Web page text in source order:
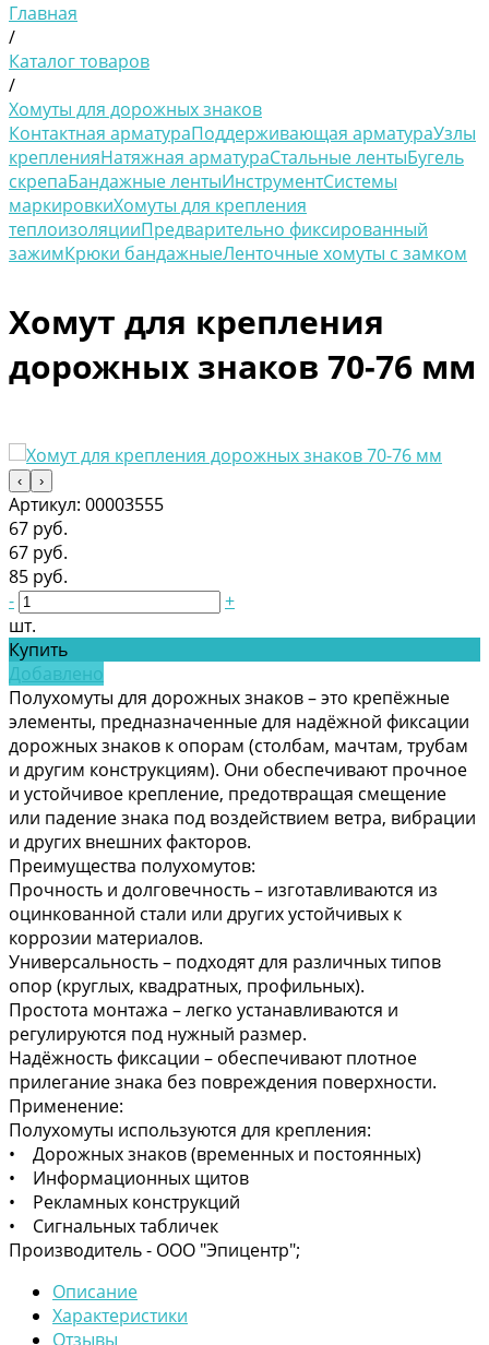
Главная
/
Каталог товаров
/
Хомуты для дорожных знаков
Контактная арматураПоддерживающая арматураУзлы
крепленияНатяжная арматураСтальные лентыБугель
скрепаБандажные лентыИнструментСистемы
маркировкиХомуты для крепления
теплоизоляцииПредварительно фиксированный
зажимКрюки бандажныеЛенточные хомуты с замком
Хомут для крепления
дорожных знаков 70-76 мм
‹ ›
Артикул: 00003555
67 руб.
67 руб.
85 руб.
-
+
шт.
Купить
Добавлено
Полухомуты для дорожных знаков – это крепёжные
элементы, предназначенные для надёжной фиксации
дорожных знаков к опорам (столбам, мачтам, трубам
и другим конструкциям). Они обеспечивают прочное
и устойчивое крепление, предотвращая смещение
или падение знака под воздействием ветра, вибрации
и других внешних факторов.
Преимущества полухомутов:
Прочность и долговечность – изготавливаются из
оцинкованной стали или других устойчивых к
коррозии материалов.
Универсальность – подходят для различных типов
опор (круглых, квадратных, профильных).
Простота монтажа – легко устанавливаются и
регулируются под нужный размер.
Надёжность фиксации – обеспечивают плотное
прилегание знака без повреждения поверхности.
Применение:
Полухомуты используются для крепления:
• Дорожных знаков (временных и постоянных)
• Информационных щитов
• Рекламных конструкций
• Сигнальных табличек
Производитель - ООО "Эпицентр";
Описание
Характеристики
Отзывы